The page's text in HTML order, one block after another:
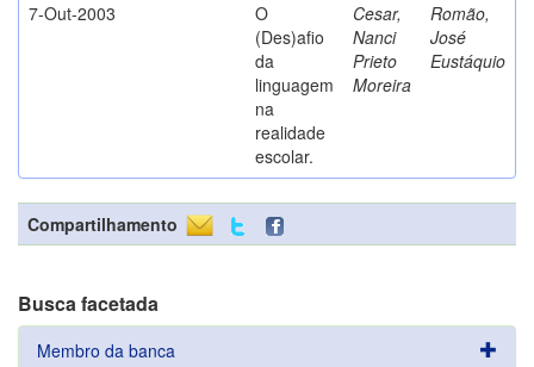
7-Out-2003
O
(Des)afio
da
linguagem
na
realidade
escolar.
Cesar,
Nanci
Prieto
Moreira
Romão,
José
Eustáquio
Compartilhamento
Busca facetada
Membro da banca